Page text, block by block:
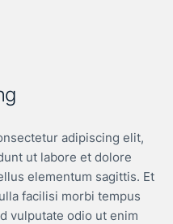
adipiscing elit,
ut labore et dolore
elementum sagittis. Et
facilisi morbi tempus
vulputate odio ut enim